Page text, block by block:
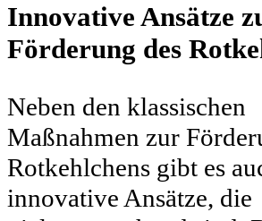
Innovative Ansätze
Förderung des
Neben den klassischen
Maßnahmen zur
Rotkehlchens gibt es
innovative Ansätze, die